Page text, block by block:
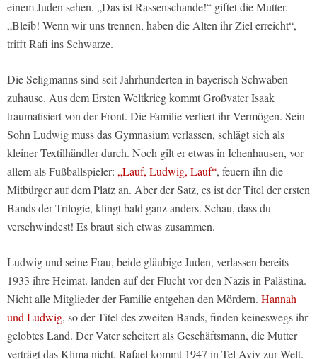
einem Juden sehen. „Das ist Rassenschande!“ giftet die Mutter.
„Bleib! Wenn wir uns trennen, haben die Alten ihr Ziel erreicht“,
trifft Rafi ins Schwarze.
Die Seligmanns sind seit Jahrhunderten in bayerisch Schwaben
zuhause. Aus dem Ersten Weltkrieg kommt Großvater Isaak
traumatisiert von der Front. Die Familie verliert ihr Vermögen. Sein
Sohn Ludwig muss das Gymnasium verlassen, schlägt sich als
kleiner Textilhändler durch. Noch gilt er etwas in Ichenhausen, vor
allem als Fußballspieler: „Lauf, Ludwig, Lauf“, feuern ihn die
Mitbürger auf dem Platz an. Aber der Satz, es ist der Titel der ersten
Bands der Trilogie, klingt bald ganz anders. Schau, dass du
verschwindest! Es braut sich etwas zusammen.
Ludwig und seine Frau, beide gläubige Juden, verlassen bereits
1933 ihre Heimat. landen auf der Flucht vor den Nazis in Palästina.
Nicht alle Mitglieder der Familie entgehen den Mördern. Hannah
und Ludwig, so der Titel des zweiten Bands, finden keineswegs ihr
gelobtes Land. Der Vater scheitert als Geschäftsmann, die Mutter
verträgt das Klima nicht. Rafael kommt 1947 in Tel Aviv zur Welt.